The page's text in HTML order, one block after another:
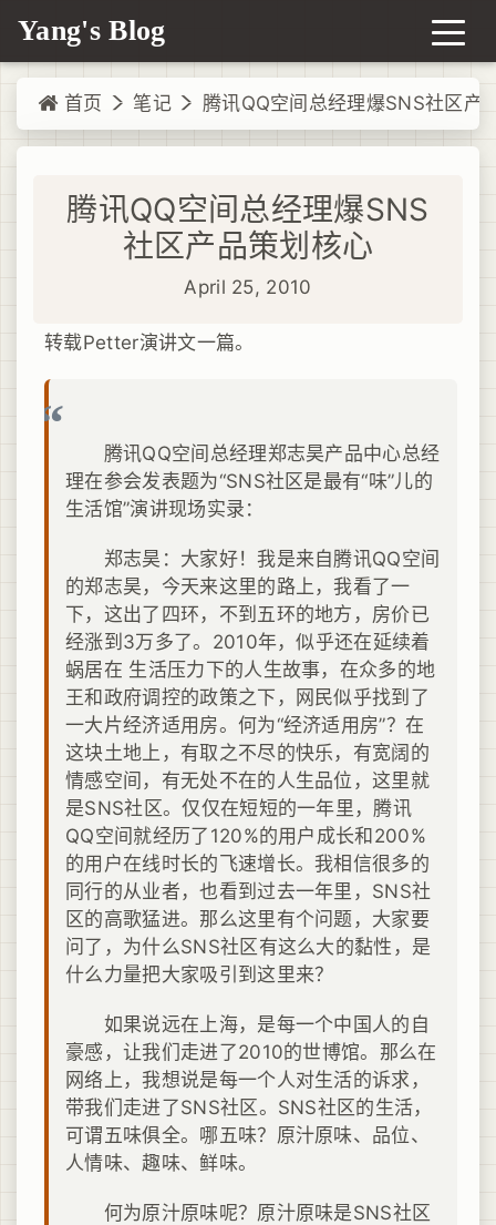
Yang's Blog
首页 笔记 腾讯QQ空间总经理爆SNS社区产
腾讯QQ空间总经理爆SNS
社区产品策划核心
April 25, 2010
转载Petter演讲文一篇。
腾讯QQ空间总经理郑志昊产品中心总经
理在参会发表题为“SNS社区是最有“味”儿的
生活馆”演讲现场实录：
郑志昊：大家好！我是来自腾讯QQ空间
的郑志昊，今天来这里的路上，我看了一
下，这出了四环，不到五环的地方，房价已
经涨到3万多了。2010年，似乎还在延续着
蜗居在 生活压力下的人生故事，在众多的地
王和政府调控的政策之下，网民似乎找到了
一大片经济适用房。何为“经济适用房”？在
这块土地上，有取之不尽的快乐，有宽阔的
情感空间，有无处不在的人生品位，这里就
是SNS社区。仅仅在短短的一年里，腾讯
QQ空间就经历了120%的用户成长和200%
的用户在线时长的飞速增长。我相信很多的
同行的从业者，也看到过去一年里，SNS社
区的高歌猛进。那么这里有个问题，大家要
问了，为什么SNS社区有这么大的黏性，是
什么力量把大家吸引到这里来？
如果说远在上海，是每一个中国人的自
豪感，让我们走进了2010的世博馆。那么在
网络上，我想说是每一个人对生活的诉求，
带我们走进了SNS社区。SNS社区的生活，
可谓五味俱全。哪五味？原汁原味、品位、
人情味、趣味、鲜味。
何为原汁原味呢？原汁原味是SNS社区